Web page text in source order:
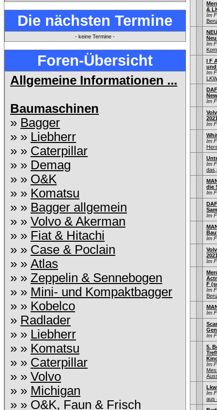
Die nächsten Termine
- keine Termine -
Foren-Übersicht
Allgemeine Informationen ...
Baumaschinen
» Bagger
» » Liebherr
» » Caterpillar
» » Demag
» » O&K
» » Komatsu
» » Bagger allgemein
» » Volvo & Akerman
» » Fiat & Hitachi
» » Case & Poclain
» » Atlas
» » Zeppelin & Sennebogen
» » Mini- und Kompaktbagger
» » Kobelco
» Radlader
» » Liebherr
» » Komatsu
» » Caterpillar
» » Volvo
» » Michigan
» » O&K, Faun & Frisch
&
Im
Im
I F
und
Im
Im
Im
Im
Im
die
Im
Im
Im
Im
F
Im
Im
Im
5.
Im
Im
aus